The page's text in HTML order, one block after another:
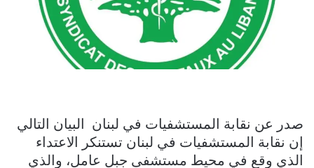
صدر عن نقابة المستشفيات في لبنان ‎ البيان التالي
إن نقابة المستشفيات في لبنان تستنكر الاعتداء
الذي وقع في محيط مستشفى جبل عامل، والذي